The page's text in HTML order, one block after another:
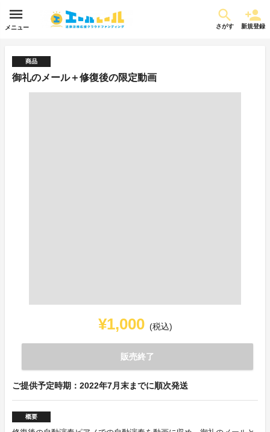
メニュー さがす 新規登録
商品
御礼のメール＋修復後の限定動画
¥1,000 (税込)
販売終了
ご提供予定時期：2022年7月末までに順次発送
概要